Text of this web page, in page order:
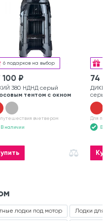
6 подарков на выбор
100 ₽
380 НДНД серый
тентом с окном
путешествия вчетвером
В наличии
74
Для
В
лодки под мотор Лодки